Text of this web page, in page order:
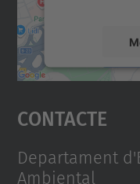
powered
Contacte
Departament
Ambiental